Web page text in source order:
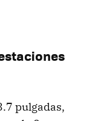
pulgadas,